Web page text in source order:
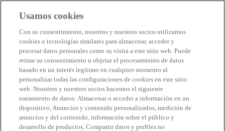
Empresas Biosphere
Cómo valoramos
Quienes somos
ES
English
Português
Français
Català
Deutsch
Türkçe
Usamos cookies
Con su consentimiento, nosotros y nuestros socios utilizamos
cookies o tecnologías similares para almacenar, acceder y
procesar datos personales como su visita a este sitio web. Puede
retirar su consentimiento u objetar el procesamiento de datos
basado en un interés legítimo en cualquier momento al
personalizar todas las configuraciones de cookies en este sitio
web. Nosotros y nuestros socios hacemos el siguiente
tratamiento de datos: Almacenar o acceder a información en un
dispositivo, Anuncios y contenido personalizados, medición de
anuncios y del contenido, información sobre el público y
desarrollo de productos, Compartir datos y perfiles no